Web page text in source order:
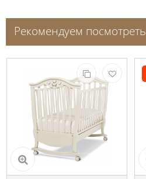
Рекомендуем посмотреть